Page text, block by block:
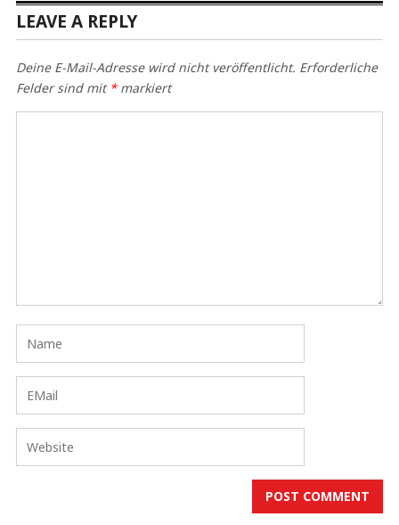
LEAVE A REPLY
Deine E-Mail-Adresse wird nicht veröffentlicht. Erforderliche
Felder sind mit *markiert